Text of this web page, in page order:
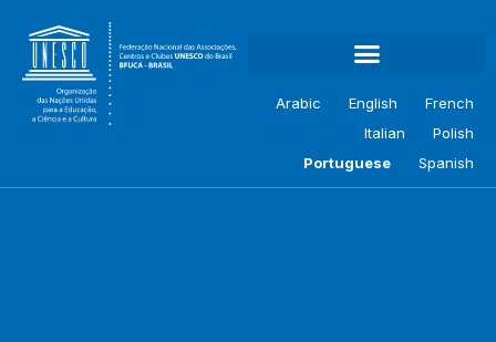
Arabic English
French
Italian
Polish
Portuguese
Spanish